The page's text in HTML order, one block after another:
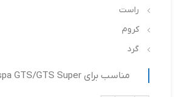
راست
کروم
گرد
مناسب برای Vespa GTS/​GTS Super